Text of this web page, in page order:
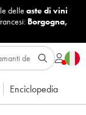
delle aste di vini
Borgogna,
Enciclopedia